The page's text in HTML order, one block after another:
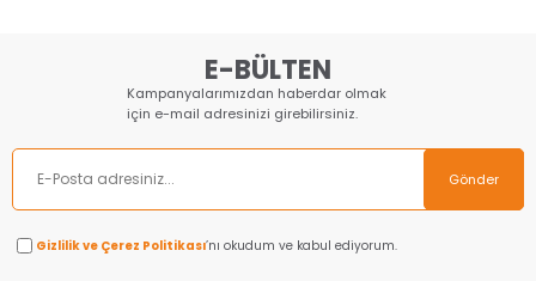
E-BÜLTEN
Kampanyalarımızdan haberdar olmak
için e-mail adresinizi girebilirsiniz.
Gönder
Gizlilik ve Çerez Politikası’nı okudum ve kabul ediyorum.